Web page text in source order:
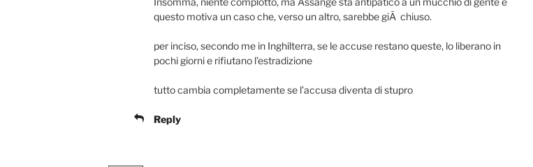
questo motiva un caso che, verso un altro, sarebbe giÃ chiuso.
per inciso, secondo me in Inghilterra, se le accuse restano queste, lo liberano in
pochi giorni e rifiutano l’estradizione
tutto cambia completamente se l’accusa diventa di stupro
Reply